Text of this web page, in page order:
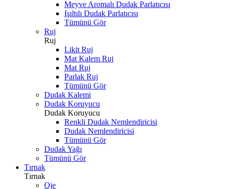
Meyve Aromalı Dudak Parlatıcısı
Işıltılı Dudak Parlatıcısı
Tümünü Gör
Ruj
Ruj
Likit Ruj
Mat Kalem Ruj
Mat Ruj
Parlak Ruj
Tümünü Gör
Dudak Kalemi
Dudak Koruyucu
Dudak Koruyucu
Renkli Dudak Nemlendiricisi
Dudak Nemlendiricisi
Tümünü Gör
Dudak Yağı
Tümünü Gör
Tırnak
Tırnak
Oje